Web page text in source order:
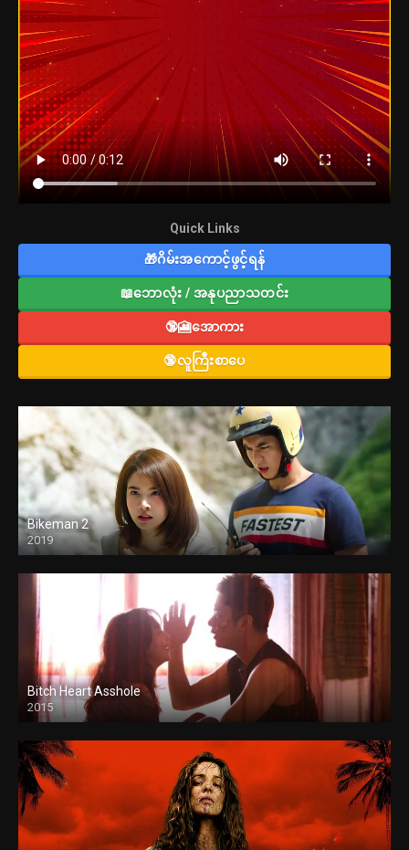
Quick Links
🎁ဂိမ်းအကောင့်ဖွင့်ရန်
📖ဘောလုံး / အနုပညာသတင်း
🔞🎦အောကား
🔞လူကြီးစာပေ
Bikeman 2
2019
Bitch Heart Asshole
2015